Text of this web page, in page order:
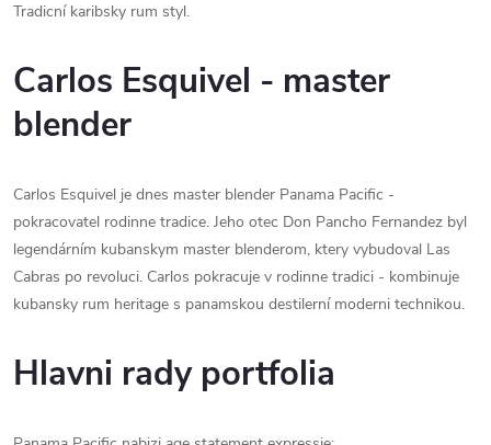
Tradicní karibsky rum styl.
Carlos Esquivel - master
blender
Carlos Esquivel je dnes master blender Panama Pacific -
pokracovatel rodinne tradice. Jeho otec Don Pancho Fernandez byl
legendárním kubanskym master blenderom, ktery vybudoval Las
Cabras po revoluci. Carlos pokracuje v rodinne tradici - kombinuje
kubansky rum heritage s panamskou destilerní moderni technikou.
Hlavni rady portfolia